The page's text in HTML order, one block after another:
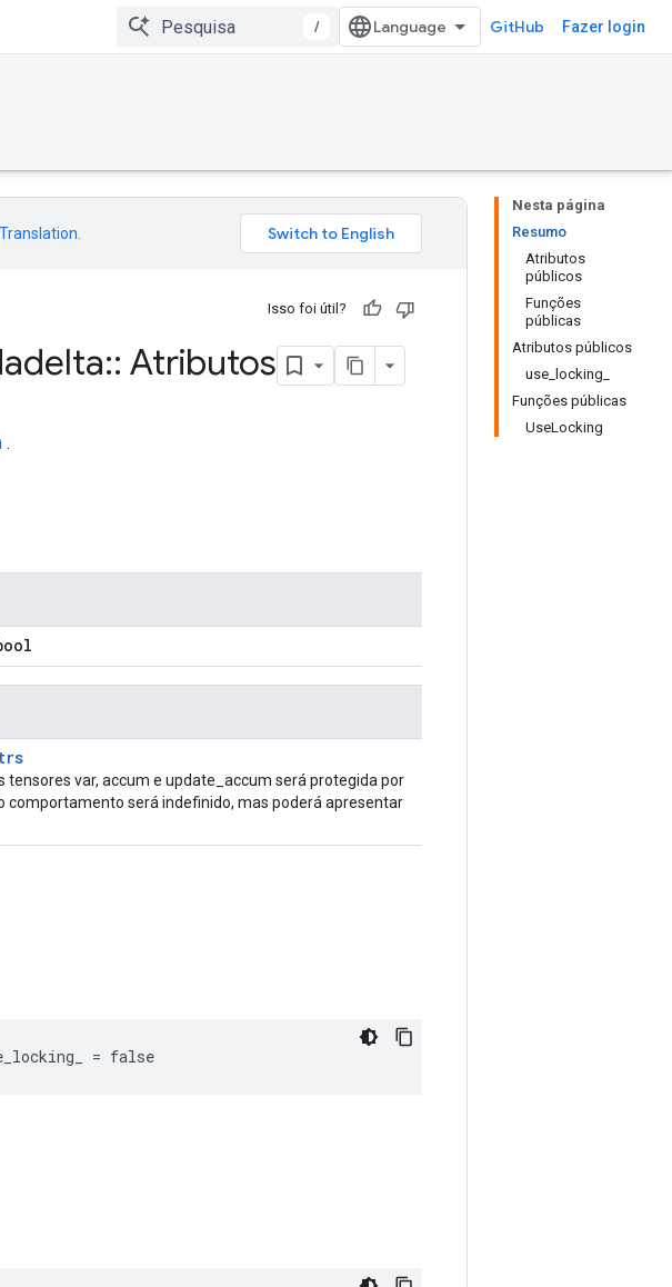
/ GitHub Fazer login
Nesta página
Resumo
Atributos
públicos
Funções
públicas
Atributos públicos
use_locking_
Funções públicas
UseLocking
Isso foi útil?
:: Atributos
.
tensores var, accum e update_accum será protegida por
comportamento será indefinido, mas poderá apresentar
= false